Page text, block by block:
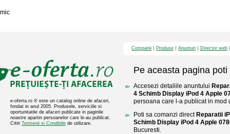
mic
e-oferta.ro ® este un catalog online de afaceri,
fondat in anul 2005. Produsele, serviciile si
oportunitatile de afaceri publicate in paginile
noastre apartin persoanelor care le-au publicat.
Cititi Termenii si Conditiile de utilizare.
Companii Produse Anunturi Director web
Pe aceasta pagina poti
Accesezi detaliile anuntului
4 Schimb Display iPod 4 Apple
persoana care l-a publicat in mod
Poti sa comanzi direct Reparatii
Schimb Display iPod 4 Apple
Bucuresti.